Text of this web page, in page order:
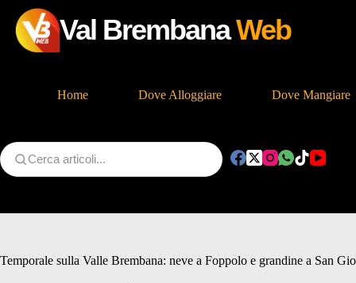
Val BrembanaWeb
Home Dove Alloggiare Dove Mangiare
Temporale sulla Valle Brembana: neve a Foppolo e grandine a San